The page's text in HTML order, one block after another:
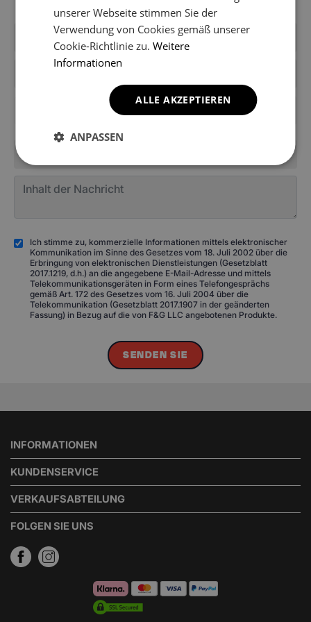
erhalten.
Ich stimme zu, kommerzielle Informationen mittels elektronischer
Kommunikation im Sinne des Gesetzes vom 18. Juli 2002 über die
Erbringung von elektronischen Dienstleistungen (Gesetzblatt
2017.1219, d.h.) an die angegebene E-Mail-Adresse und mittels
Telekommunikationsgeräten in Form eines Telefongesprächs
gemäß Art. 172 des Gesetzes vom 16. Juli 2004 über die
Telekommunikation (Gesetzblatt 2017.1907 in der geänderten
Fassung) in Bezug auf die von F&G LLC angebotenen Produkte.
SENDEN SIE
INFORMATIONEN
KUNDENSERVICE
VERKAUFSABTEILUNG
FOLGEN SIE UNS
unserer Webseite stimmen Sie der
Verwendung von Cookies gemäß unserer
Cookie-Richtlinie zu.Weitere
Informationen
ALLE AKZEPTIEREN
ANPASSEN